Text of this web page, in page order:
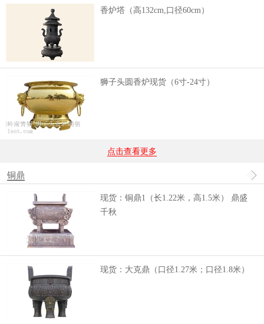
香炉塔（高132cm,口径60cm）
狮子头圆香炉现货（6寸-24寸）
点击查看更多
铜鼎
现货：铜鼎1（长1.22米，高1.5米） 鼎盛
千秋
现货：大克鼎（口径1.27米；口径1.8米）